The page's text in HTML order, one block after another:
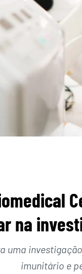
na
uma
imunitário e